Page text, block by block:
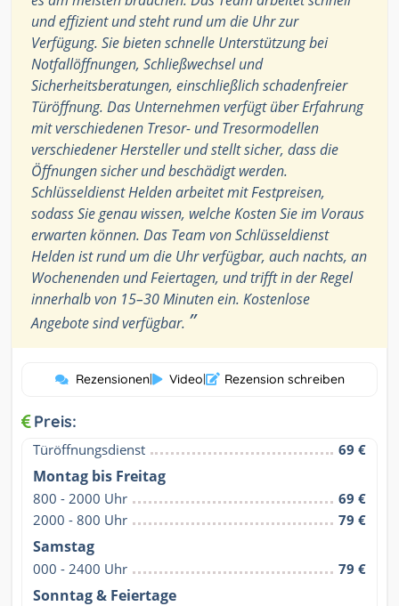
und effizient und steht rund um die Uhr zur
Verfügung. Sie bieten schnelle Unterstützung bei
Notfallöffnungen, Schließwechsel und
Sicherheitsberatungen, einschließlich schadenfreier
Türöffnung. Das Unternehmen verfügt über Erfahrung
mit verschiedenen Tresor- und Tresormodellen
verschiedener Hersteller und stellt sicher, dass die
Öffnungen sicher und beschädigt werden.
Schlüsseldienst Helden arbeitet mit Festpreisen,
sodass Sie genau wissen, welche Kosten Sie im Voraus
erwarten können. Das Team von Schlüsseldienst
Helden ist rund um die Uhr verfügbar, auch nachts, an
Wochenenden und Feiertagen, und trifft in der Regel
innerhalb von 15–30 Minuten ein. Kostenlose
Angebote sind verfügbar. ”
Rezensionen| Video| Rezension schreiben
Preis:
Türöffnungsdienst 69 €
Montag bis Freitag
800 - 2000 Uhr
69 €
2000 - 800 Uhr
79 €
Samstag
000 - 2400 Uhr 79 €
Sonntag & Feiertage